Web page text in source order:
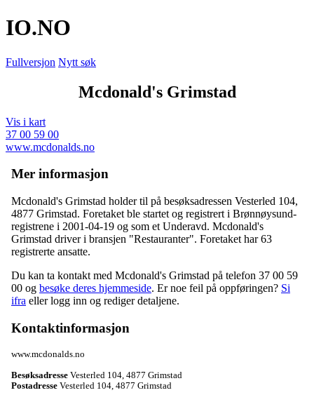
IO.NO
Fullversjon Nytt søk
Mcdonald's Grimstad
Vis i kart
37 00 59 00
www.mcdonalds.no
Mer informasjon
Mcdonald's Grimstad holder til på besøksadressen Vesterled 104,
4877 Grimstad. Foretaket ble startet og registrert i Brønnøysund-
registrene i 2001-04-19 og som et Underavd. Mcdonald's
Grimstad driver i bransjen "Restauranter". Foretaket har 63
registrerte ansatte.
Du kan ta kontakt med Mcdonald's Grimstad på telefon 37 00 59
00 og besøke deres hjemmeside. Er noe feil på oppføringen? Si
ifra eller logg inn og rediger detaljene.
Kontaktinformasjon
www.mcdonalds.no
Besøksadresse Vesterled 104 4877 Grimstad
Postadresse Vesterled 104 4877 Grimstad